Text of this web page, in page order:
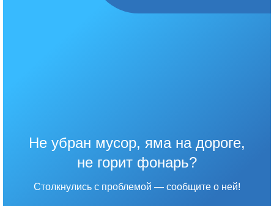
Не убран мусор, яма на дороге,
не горит фонарь?
Столкнулись с проблемой — сообщите о ней!